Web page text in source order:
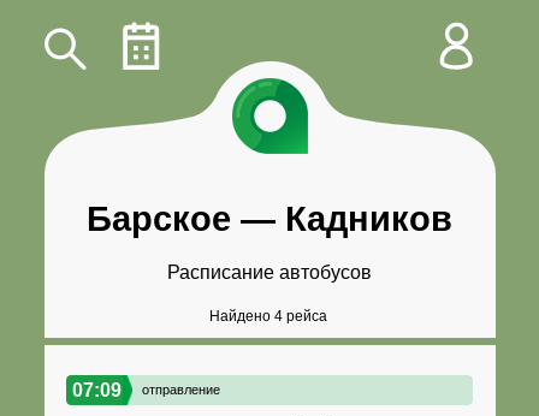
Барское — Кадников
Расписание автобусов
Найдено 4 рейса
07:09 отправление